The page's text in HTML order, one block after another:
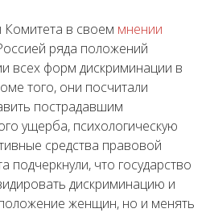
Комитета в своем мнении
ряда положений
всех форм дискриминации в
того, они посчитали
пострадавшим
ущерба, психологическую
средства правовой
что государство
дискриминацию и
женщин, но и менять